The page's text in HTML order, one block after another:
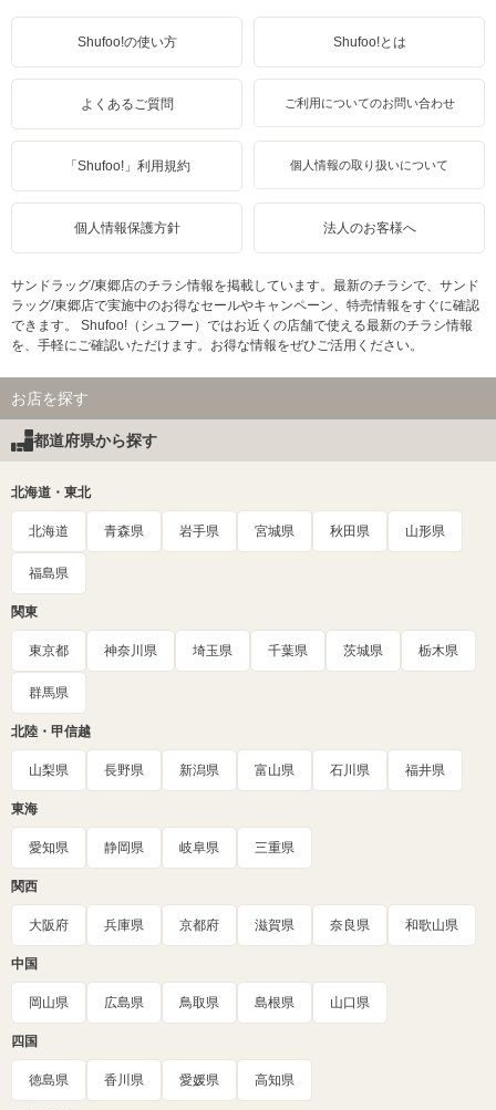
Shufoo!の使い方 Shufoo!とは
よくあるご質問 ご利用についてのお問い合わせ
「Shufoo!」利用規約 個人情報の取り扱いについて
個人情報保護方針 法人のお客様へ
サンドラッグ/東郷店のチラシ情報を掲載しています。最新のチラシで、サンド
ラッグ/東郷店で実施中のお得なセールやキャンペーン、特売情報をすぐに確認
できます。 Shufoo!（シュフー）ではお近くの店舗で使える最新のチラシ情報
を、手軽にご確認いただけます。お得な情報をぜひご活用ください。
お店を探す
都道府県から探す
北海道・東北
北海道 青森県 岩手県 宮城県 秋田県 山形県
福島県
関東
東京都 神奈川県 埼玉県 千葉県 茨城県 栃木県
群馬県
北陸・甲信越
山梨県 長野県 新潟県 富山県 石川県 福井県
東海
愛知県 静岡県 岐阜県 三重県
関西
大阪府 兵庫県 京都府 滋賀県 奈良県 和歌山県
中国
岡山県 広島県 鳥取県 島根県 山口県
四国
徳島県 香川県 愛媛県 高知県